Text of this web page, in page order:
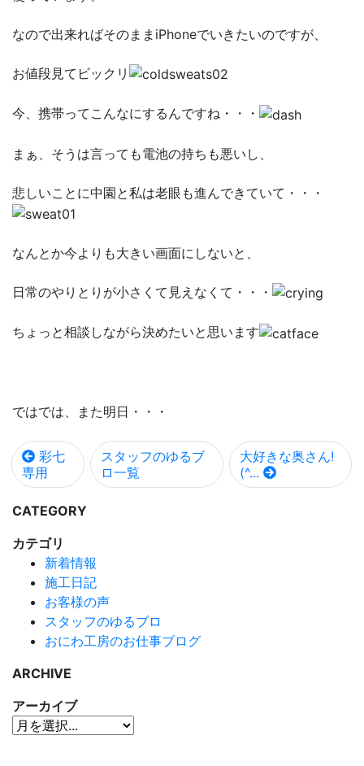
なので出来ればそのままiPhoneでいきたいのですが、
お値段見てビックリ
今、携帯ってこんなにするんですね・・・
まぁ、そうは言っても電池の持ちも悪いし、
悲しいことに中園と私は老眼も進んできていて・・・
なんとか今よりも大きい画面にしないと、
日常のやりとりが小さくて見えなくて・・・
ちょっと相談しながら決めたいと思います
ではでは、また明日・・・
彩七
専用
スタッフのゆるブ
ロ一覧
大好きな奥さん!
(^...
CATEGORY
カテゴリ
新着情報
施工日記
お客様の声
スタッフのゆるブロ
おにわ工房のお仕事ブログ
ARCHIVE
アーカイブ